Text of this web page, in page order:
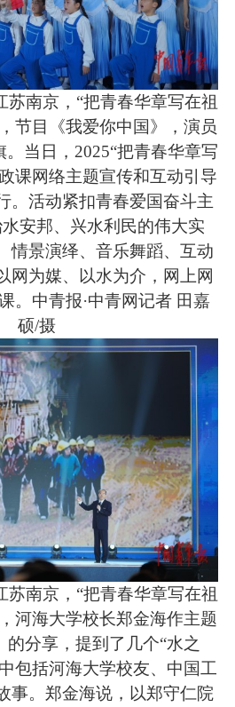
苏南京，“把青春华章写在祖
节目《我爱你中国》，演员
当日，2025“把青春华章写
课网络主题宣传和互动引导
。活动紧扣青春爱国奋斗主
安邦、兴水利民的伟大实
情景演绎、音乐舞蹈、互动
网为媒、以水为介，网上网
。中青报·中青网记者 田嘉
硕/摄
苏南京，“把青春华章写在祖
河海大学校长郑金海作主题
的分享，提到了几个“水之
包括河海大学校友、中国工
事。郑金海说，以郑守仁院